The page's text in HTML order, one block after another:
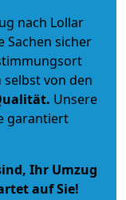
nach Lollar
Sachen sicher
selbst von den
. Unsere
garantiert
Ihr Umzug
auf Sie!